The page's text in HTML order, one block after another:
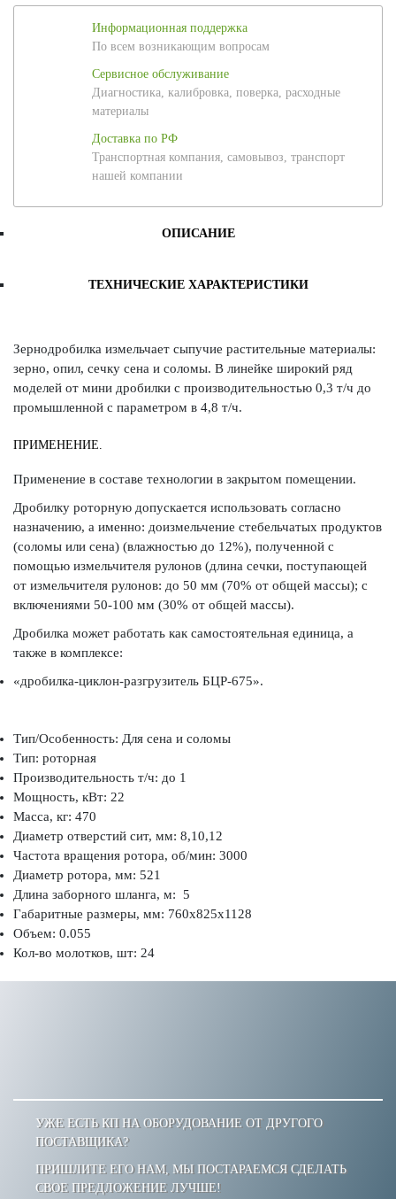
Информационная поддержка
По всем возникающим вопросам
Сервисное обслуживание
Диагностика, калибровка, поверка, расходные
материалы
Доставка по РФ
Транспортная компания, самовывоз, транспорт
нашей компании
УЖЕ ЕСТЬ КП НА ОБОРУДОВАНИЕ ОТ ДРУГОГО
ПОСТАВЩИКА?
ПРИШЛИТЕ ЕГО НАМ, МЫ ПОСТАРАЕМСЯ СДЕЛАТЬ
СВОЕ ПРЕДЛОЖЕНИЕ ЛУЧШЕ!
ОПИСАНИЕ
ТЕХНИЧЕСКИЕ ХАРАКТЕРИСТИКИ
Зернодробилка измельчает сыпучие растительные материалы:
зерно, опил, сечку сена и соломы. В линейке широкий ряд
моделей от мини дробилки с производительностью 0,3 т/ч до
промышленной с параметром в 4,8 т/ч.
ПРИМЕНЕНИЕ.
Применение в составе технологии в закрытом помещении.
Дробилку роторную допускается использовать согласно
назначению, а именно: доизмельчение стебельчатых продуктов
(соломы или сена) (влажностью до 12%), полученной с
помощью измельчителя рулонов (длина сечки, поступающей
от измельчителя рулонов: до 50 мм (70% от общей массы); с
включениями 50-100 мм (30% от общей массы).
Дробилка может работать как самостоятельная единица, а
также в комплексе:
«дробилка-циклон-разгрузитель БЦР-675».
Тип/Особенность: Для сена и соломы
Тип: роторная
Производительность т/ч: до 1
Мощность, кВт: 22
Масса, кг: 470
Диаметр отверстий сит, мм: 8,10,12
Частота вращения ротора, об/мин: 3000
Диаметр ротора, мм: 521
Длина заборного шланга, м: 5
Габаритные размеры, мм: 760х825х1128
Объем: 0.055
Кол-во молотков, шт: 24